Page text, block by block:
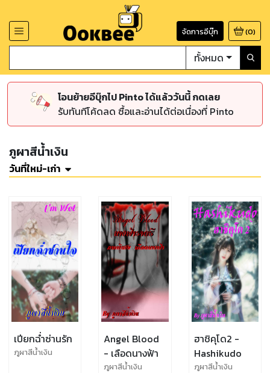
จัดการอีบุ๊ก (0)
ทั้งหมด
โอนย้ายอีบุ๊กไป Pinto ได้แล้ววันนี้ กดเลย
รับทันทีโค้ดลด ซื้อและอ่านได้ต่อเนื่องที่ Pinto
ภูผาสีน้ำเงิน
วันที่ใหม่-เก่า
เปียกฉ่ำซ่านรัก
ภูผาสีน้ำเงิน
Angel Blood
- เลือดนางฟ้า
ภูผาสีน้ำเงิน
ฮาชิคุโด2 -
Hashikudo
ภูผาสีน้ำเงิน